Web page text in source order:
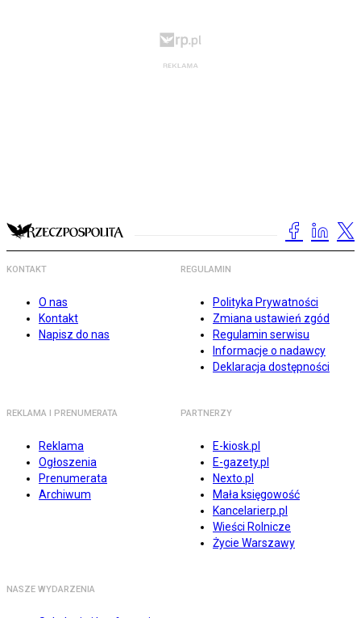
KONTAKT
O nas
Kontakt
Napisz do nas
REGULAMIN
Polityka Prywatności
Zmiana ustawień zgód
Regulamin serwisu
Informacje o nadawcy
Deklaracja dostępności
REKLAMA I PRENUMERATA
Reklama
Ogłoszenia
Prenumerata
Archiwum
PARTNERZY
E-kiosk.pl
E-gazety.pl
Nexto.pl
Mała księgowość
Kancelarierp.pl
Wieści Rolnicze
Życie Warszawy
NASZE WYDARZENIA